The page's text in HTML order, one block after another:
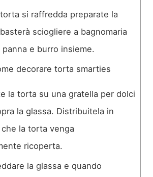
si raffredda preparate la
sciogliere a bagnomaria
e burro insieme.
la torta su una gratella per dolci
la glassa. Distribuitela in
la torta venga
ricoperta.
la glassa e quando